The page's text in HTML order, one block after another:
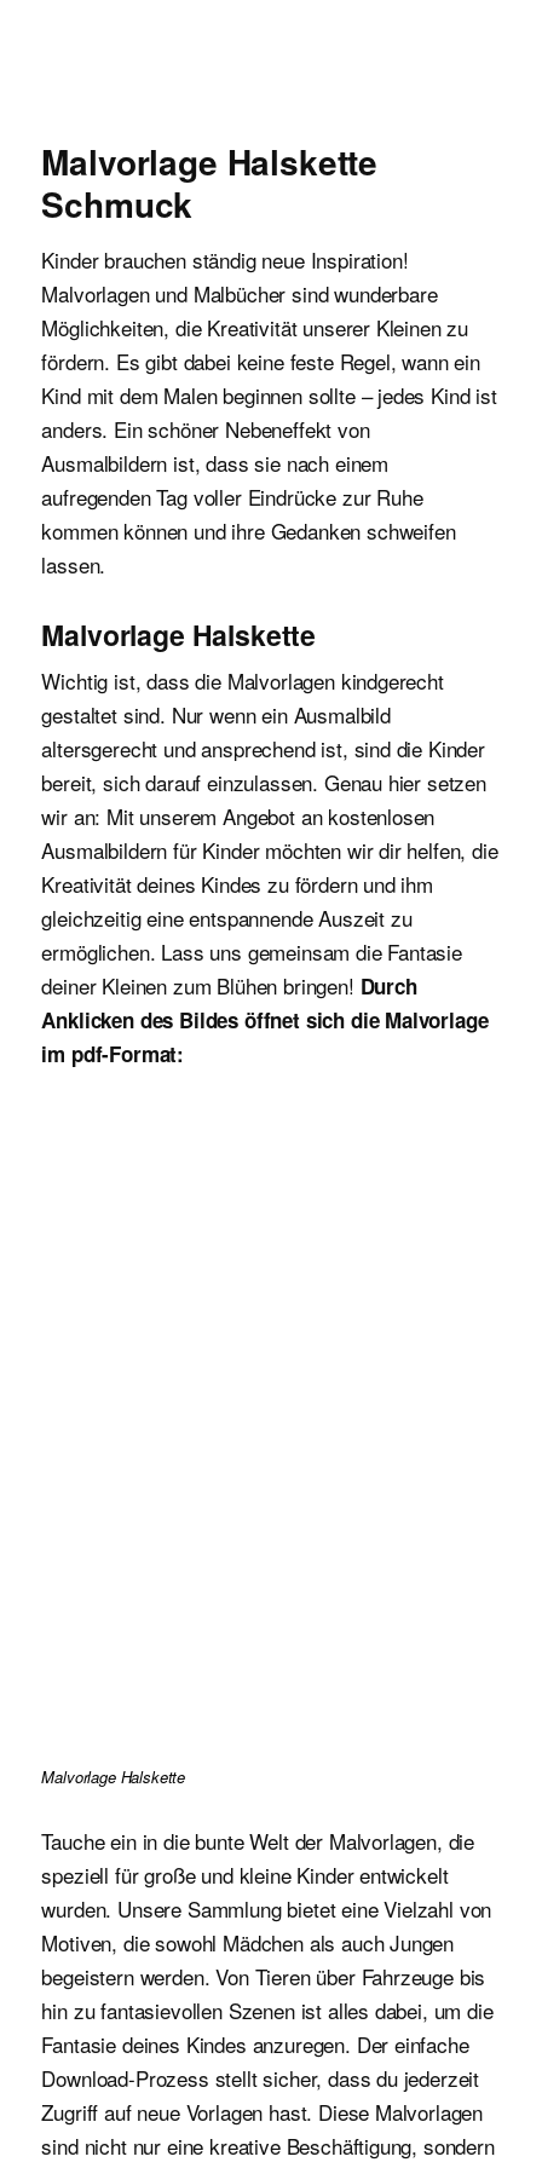
Malvorlage Halskette
Schmuck
Kinder brauchen ständig neue Inspiration!
Malvorlagen und Malbücher sind wunderbare
Möglichkeiten, die Kreativität unserer Kleinen zu
fördern. Es gibt dabei keine feste Regel, wann ein
Kind mit dem Malen beginnen sollte – jedes Kind ist
anders. Ein schöner Nebeneffekt von
Ausmalbildern ist, dass sie nach einem
aufregenden Tag voller Eindrücke zur Ruhe
kommen können und ihre Gedanken schweifen
lassen.
Malvorlage Halskette
Wichtig ist, dass die Malvorlagen kindgerecht
gestaltet sind. Nur wenn ein Ausmalbild
altersgerecht und ansprechend ist, sind die Kinder
bereit, sich darauf einzulassen. Genau hier setzen
wir an: Mit unserem Angebot an kostenlosen
Ausmalbildern für Kinder möchten wir dir helfen, die
Kreativität deines Kindes zu fördern und ihm
gleichzeitig eine entspannende Auszeit zu
ermöglichen. Lass uns gemeinsam die Fantasie
deiner Kleinen zum Blühen bringen! Durch
Anklicken des Bildes öffnet sich die Malvorlage
im pdf-Format:
Malvorlage Halskette
Tauche ein in die bunte Welt der Malvorlagen, die
speziell für große und kleine Kinder entwickelt
wurden. Unsere Sammlung bietet eine Vielzahl von
Motiven, die sowohl Mädchen als auch Jungen
begeistern werden. Von Tieren über Fahrzeuge bis
hin zu fantasievollen Szenen ist alles dabei, um die
Fantasie deines Kindes anzuregen. Der einfache
Download-Prozess stellt sicher, dass du jederzeit
Zugriff auf neue Vorlagen hast. Diese Malvorlagen
sind nicht nur eine kreative Beschäftigung, sondern